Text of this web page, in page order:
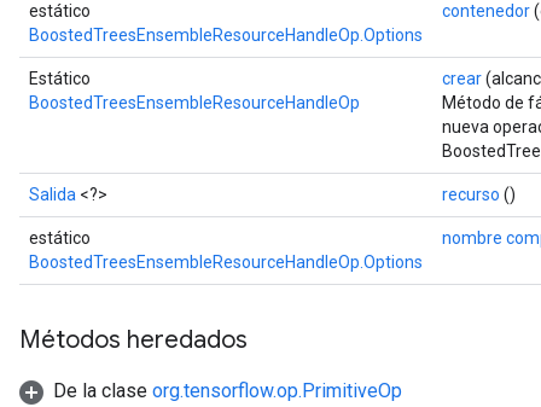
estático
BoostedTreesEnsembleResourceHandleOp.Options
contenedor
Estático
BoostedTreesEnsembleResourceHandleOp
crear
Método de
nueva
Salida <?> recurso ()
estático
BoostedTreesEnsembleResourceHandleOp.Options
nombre
Métodos heredados
De la clase org.tensorflow.op.PrimitiveOp